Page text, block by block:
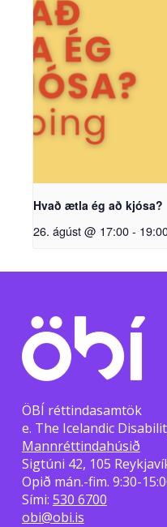
Hvað ætla ég að kjósa?
26. ágúst @ 17:00-
ÖBÍ réttindasamtök
e. The Icelandic
Mannréttindahúsið
Sigtúni 42, 105
Opið mán.-fim. 9:30-
Sími: 530 6700
obi@obi.is